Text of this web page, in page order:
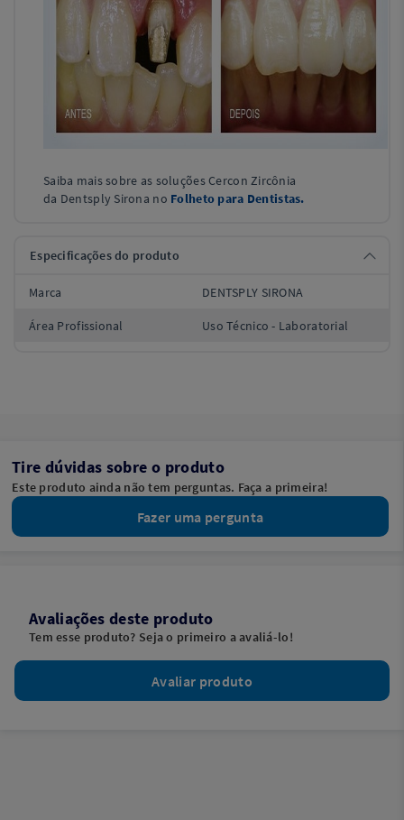
Saiba mais sobre as soluçõesCercon Zircônia
da Dentsply Sirona no Folheto para Dentistas.
Especificações do produto
Marca DENTSPLY SIRONA
Área Profissional Uso Técnico - Laboratorial
Tire dúvidas sobre o produto
Este produto ainda não tem perguntas. Faça a primeira!
Fazer uma pergunta
Avaliações deste produto
Tem esse produto? Seja o primeiro a avaliá-lo!
Avaliar produto